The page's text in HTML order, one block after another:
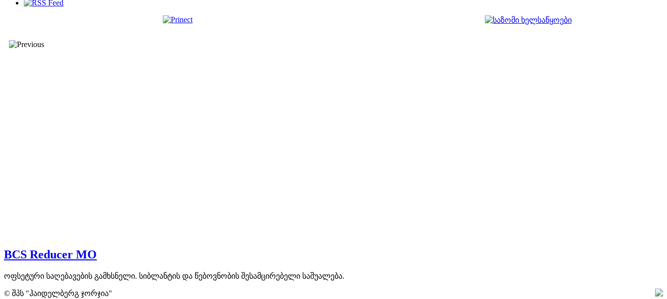
BCS Reducer MO
ოფსეტური საღებავების გამხსნელი. სიბლანტის და წებოვნობის შესამცირებელი საშუალება.
© შპს "ჰაიდელბერგ ჯორჯია"